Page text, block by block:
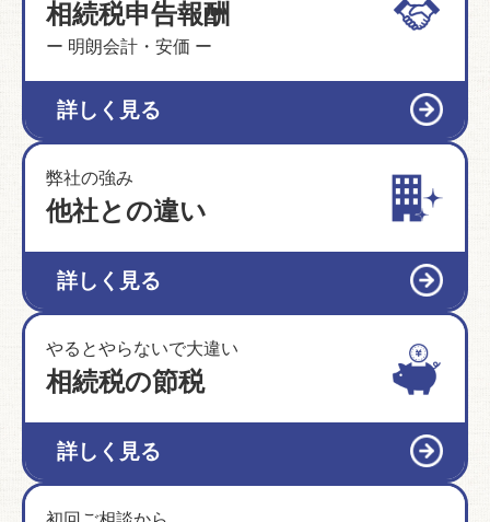
相続税申告報酬
ー 明朗会計・安価 ー
詳しく見る
弊社の強み
他社との違い
詳しく見る
やるとやらないで大違い
相続税の節税
詳しく見る